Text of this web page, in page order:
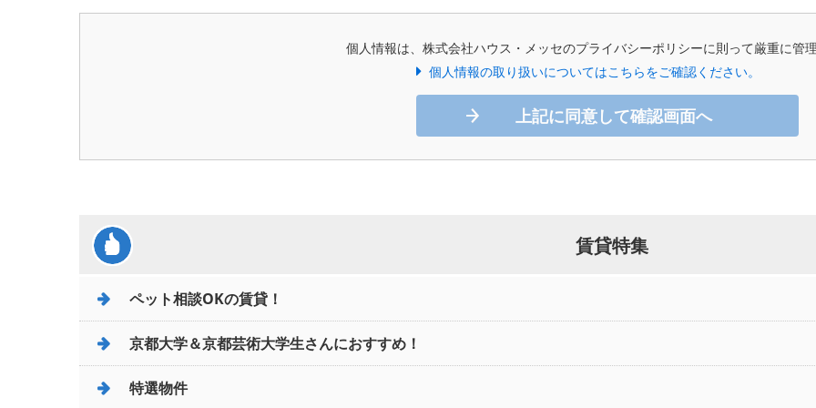
個人情報は、株式会社ハウス・メッセのプライバシーポリシーに則って厳重に管理
個人情報の取り扱いについてはこちらをご確認ください。
上記に同意して確認画面へ
賃貸特集
ペット相談OKの賃貸！
京都大学＆京都芸術大学生さんにおすすめ！
特選物件